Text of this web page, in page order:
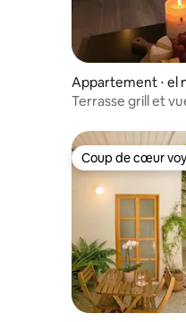
Appartement ⋅ el
Terrasse grill et
Coup de cœur
Coup de cœur